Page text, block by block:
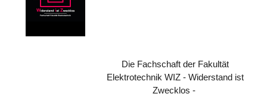
Die Fachschaft der Fakultät
Elektrotechnik WIZ - Widerstand ist
Zwecklos -